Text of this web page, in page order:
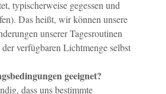
typischerweise gegessen und
Das heißt, wir können unsere
unserer Tagesroutinen
verfügbaren Lichtmenge selbst
geeignet?
dass uns bestimmte